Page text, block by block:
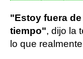
"Estoy fuera
tiempo", dijo la
lo que